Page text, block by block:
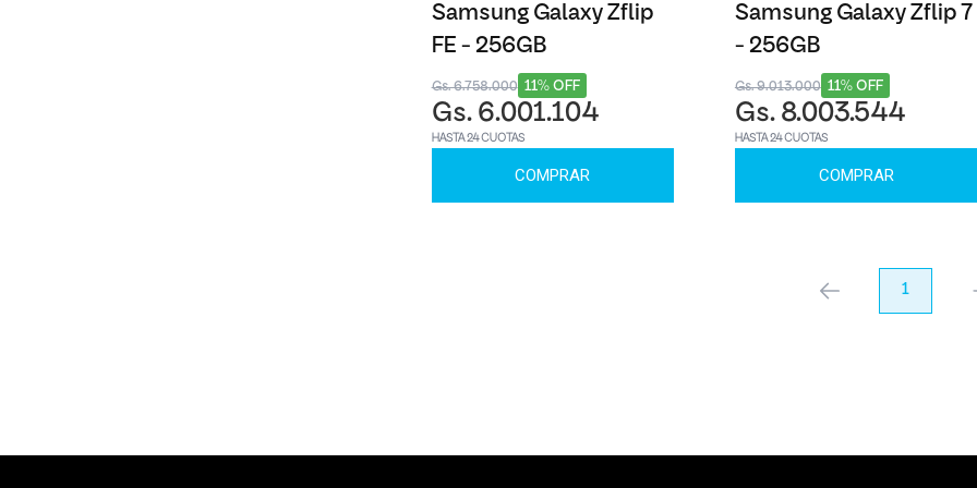
Samsung Galaxy Zflip
FE - 256GB
11% OFF
Gs. 6.758.000
Gs. 6.001.104
HASTA 24 CUOTAS
COMPRAR
Samsung Galaxy Zflip 7
- 256GB
11% OFF
Gs. 9.013.000
Gs. 8.003.544
HASTA 24 CUOTAS
COMPRAR
anterior 1